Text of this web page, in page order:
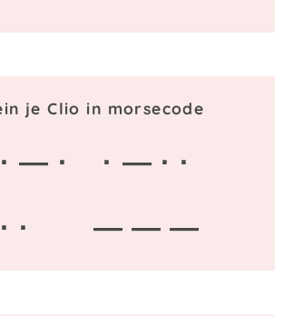
je Clio in morsecode
— ·
· — · ·
· ·
— — —